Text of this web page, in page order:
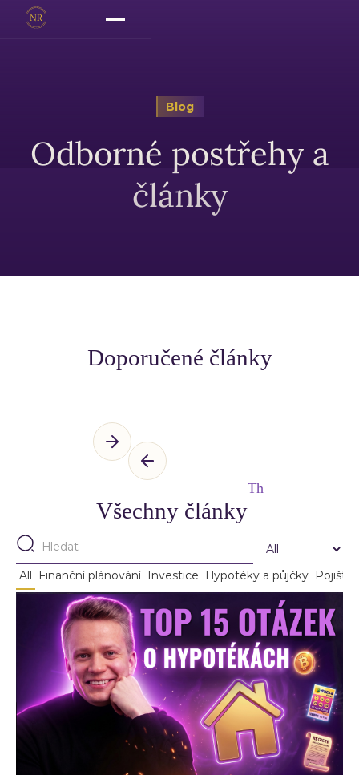
Blog
Odborné postřehy a
články
Doporučené články
Všechny články
Th
All Finanční plánování Investice Hypotéky a půjčky